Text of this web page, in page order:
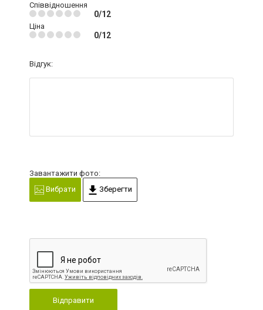
Співвідношення
0/12
Ціна
0/12
Відгук:
Завантажити фото:
Вибрати
Зберегти
Відправити